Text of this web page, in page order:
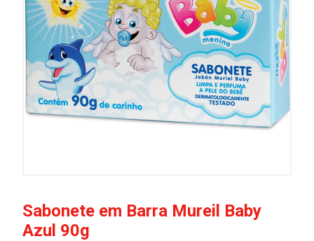
Sabonete em Barra Mureil Baby
Azul 90g